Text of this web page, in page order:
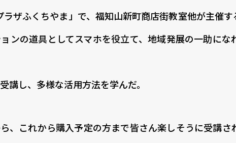
ザふくちやま」で、福知山新町商店街教室他が主催
ンの道具としてスマホを役立て、地域発展の一助に
講し、多様な活用方法を学んだ。
、これから購入予定の方まで皆さん楽しそうに受講